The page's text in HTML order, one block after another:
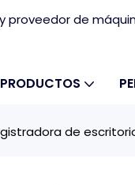
proveedor de
PRODUCTOS
de